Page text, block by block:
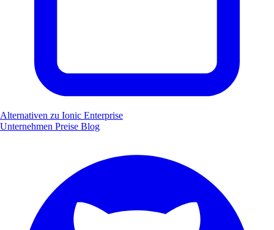
Alternativen zu Ionic Enterprise
Unternehmen Preise Blog